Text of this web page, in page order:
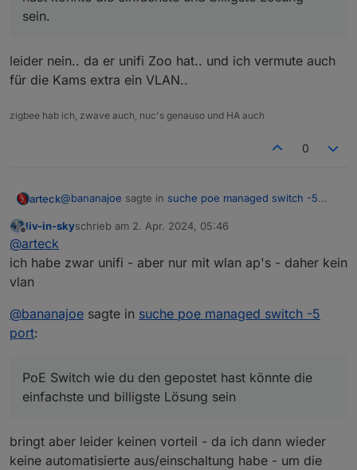
keine Kostverächter sind. Dieses Modell wird z.B.
Auch mit 24 oder mehr Ports. Alles was einen
Lüfter hat ist dann aber relativ laut. Vorteil ist das
kann man per SNMP und Telnet/SSH alles auslesen
und steuern.
einen an dem ich an einigen Ports noch PoE-
Gateways).
sein.
sein.
leider nein.. da er unifi Zoo hat.. und ich vermute auch
für die Kams extra ein VLAN..
zigbee hab ich, zwave auch, nuc's genauso und HA auch
0
arteck@bananajoe sagte in suche poe managed switch -5
hast könnte die einfachste und billigste Lösung
leider nein.. da er unifi Zoo hat.. und ich vermute auch
Offline
liv-in-skyschrieb am 2. Apr. 2024, 05:46
zuletzt editiert von
@arteck
ich habe zwar unifi - aber nur mit wlan ap's - daher kein
vlan
@bananajoe sagte in suche poe managed switch -5
port:
PoE Switch wie du den gepostet hast könnte die
einfachste und billigste Lösung sein
bringt aber leider keinen vorteil - da ich dann wieder
keine automatisierte aus/einschaltung habe - um die